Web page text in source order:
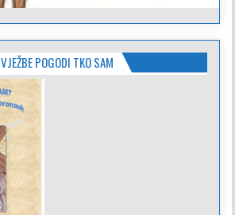
VJEŽBE POGODI TKO SAM